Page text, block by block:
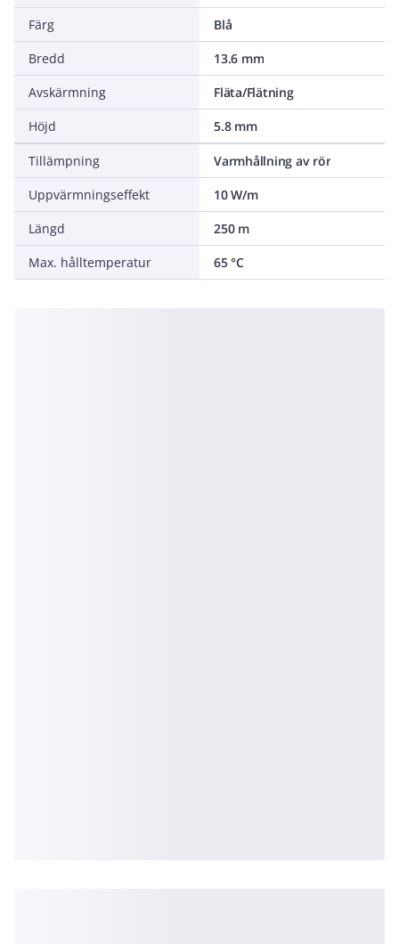
Färg
Blå
Bredd
13.6 mm
Avskärmning
Fläta/Flätning
Höjd
5.8 mm
Tillämpning
Varmhållning av rör
Uppvärmningseffekt
10 W/m
Längd
250 m
Max. hålltemperatur
65 °C